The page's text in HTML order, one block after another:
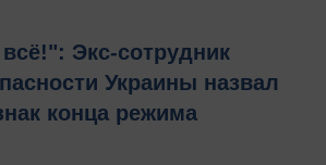
Экс-сотрудник
Украины назвал
конца режима